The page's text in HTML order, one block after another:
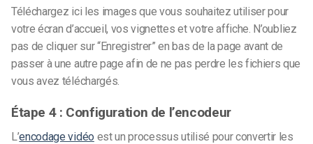
Téléchargez ici les images que vous souhaitez utiliser pour
votre écran d’accueil, vos vignettes et votre affiche. N’oubliez
pas de cliquer sur “Enregistrer” en bas de la page avant de
passer à une autre page afin de ne pas perdre les fichiers que
vous avez téléchargés.
Étape 4 : Configuration de l’encodeur
L’encodage vidéo est un processus utilisé pour convertir les